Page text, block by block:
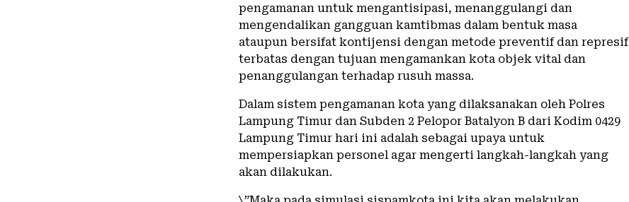
pengamanan untuk mengantisipasi, menanggulangi dan
mengendalikan gangguan kamtibmas dalam bentuk masa
ataupun bersifat kontijensi dengan metode preventif dan represif
terbatas dengan tujuan mengamankan kota objek vital dan
penanggulangan terhadap rusuh massa.
Dalam sistem pengamanan kota yang dilaksanakan oleh Polres
Lampung Timur dan Subden 2 Pelopor Batalyon B dari Kodim 0429
Lampung Timur hari ini adalah sebagai upaya untuk
mempersiapkan personel agar mengerti langkah-langkah yang
akan dilakukan.